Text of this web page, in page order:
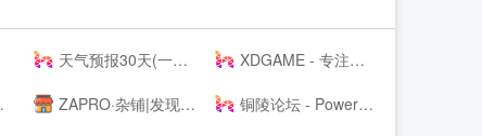
天气预报30天(一个月)天气查询，天气预报未来15、20、30天 - 30天天气 XDGAME - 专注单机游戏试玩及正版推荐！
ZAPRO·杂铺|发现美好，分享快乐！ 铜陵论坛 - Powered by Discuz!